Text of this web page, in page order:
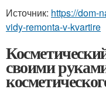
Источник: https://dom-
vidy-remonta-v-kvartire
своими